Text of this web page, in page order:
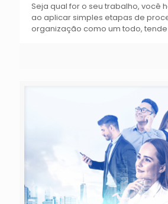
Seja qual for o seu trabalho, você
ao aplicar simples etapas de
organização como um todo,